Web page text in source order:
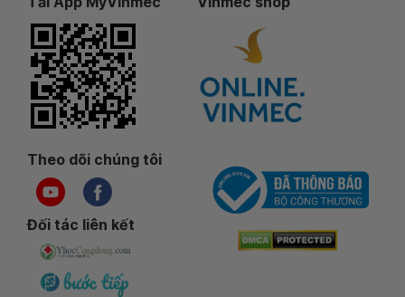
Theo dõi chúng tôi
Đối tác liên kết